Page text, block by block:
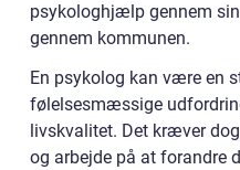
psykologhjælp gennem
gennem kommunen.
En psykolog kan være en
følelsesmæssige
livskvalitet. Det kræver
og arbejde på at forandre